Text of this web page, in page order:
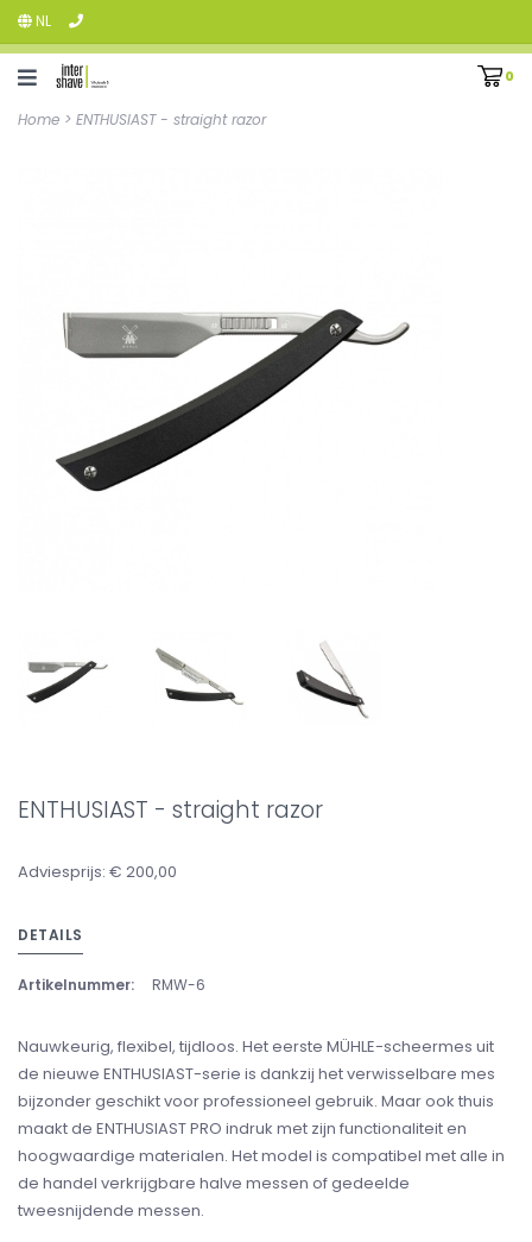
NL
0
Home > ENTHUSIAST - straight razor
ENTHUSIAST - straight razor
Adviesprijs: € 200,00
DETAILS
Artikelnummer: RMW-6
Nauwkeurig, flexibel, tijdloos. Het eerste MÜHLE-scheermes uit
de nieuwe ENTHUSIAST-serie is dankzij het verwisselbare mes
bijzonder geschikt voor professioneel gebruik. Maar ook thuis
maakt de ENTHUSIAST PRO indruk met zijn functionaliteit en
hoogwaardige materialen. Het model is compatibel met alle in
de handel verkrijgbare halve messen of gedeelde
tweesnijdende messen.